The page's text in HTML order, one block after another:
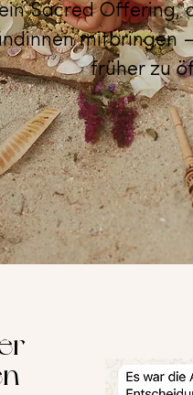
Sacred Offering,
mitbringen
früher zu